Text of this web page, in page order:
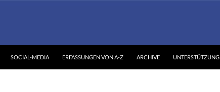
SOCIAL-MEDIA ERFASSUNGEN VON A-Z ARCHIVE UNTERSTÜTZUNG